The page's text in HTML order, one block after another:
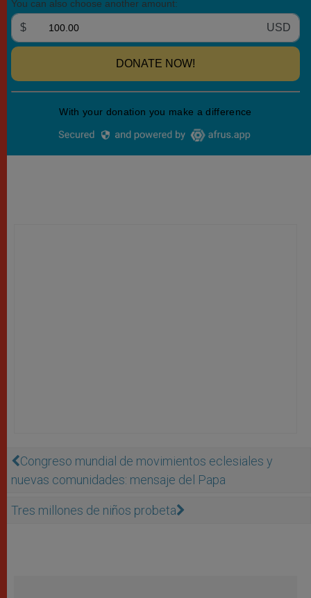
Congreso mundial de movimientos eclesiales y
nuevas comunidades: mensaje del Papa
Tres millones de niños probeta